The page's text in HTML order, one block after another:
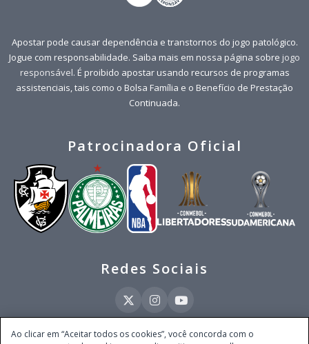
Apostar pode causar dependência e transtornos do jogo patológico.
Jogue com responsabilidade. Saiba mais em nossa página sobre jogo
responsável. É proibido apostar usando recursos de programas
assistenciais, tais como o Bolsa Família e o Benefício de Prestação
Continuada.
Patrocinadora Oficial
Redes Sociais
Ao clicar em “Aceitar todos os cookies”, você concorda com o